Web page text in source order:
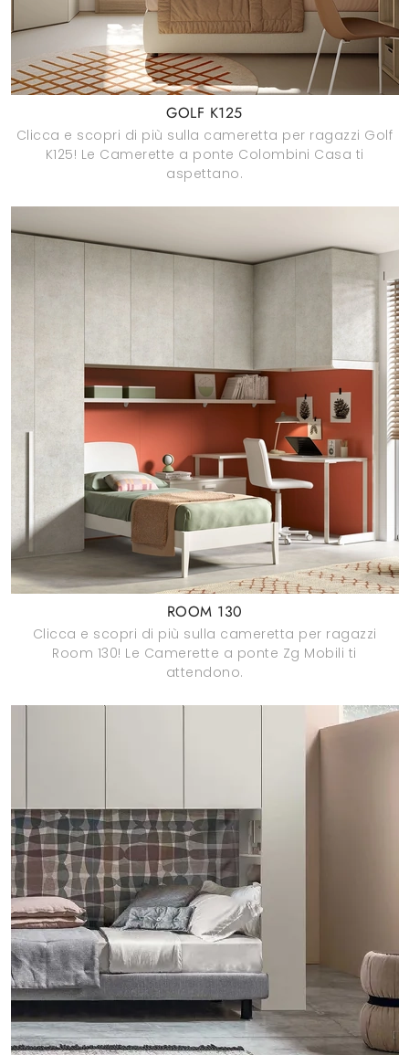
GOLF K125
Clicca e scopri di più sulla cameretta per ragazzi Golf
K125! Le Camerette a ponte Colombini Casa ti
aspettano.
ROOM 130
Clicca e scopri di più sulla cameretta per ragazzi
Room 130! Le Camerette a ponte Zg Mobili ti
attendono.